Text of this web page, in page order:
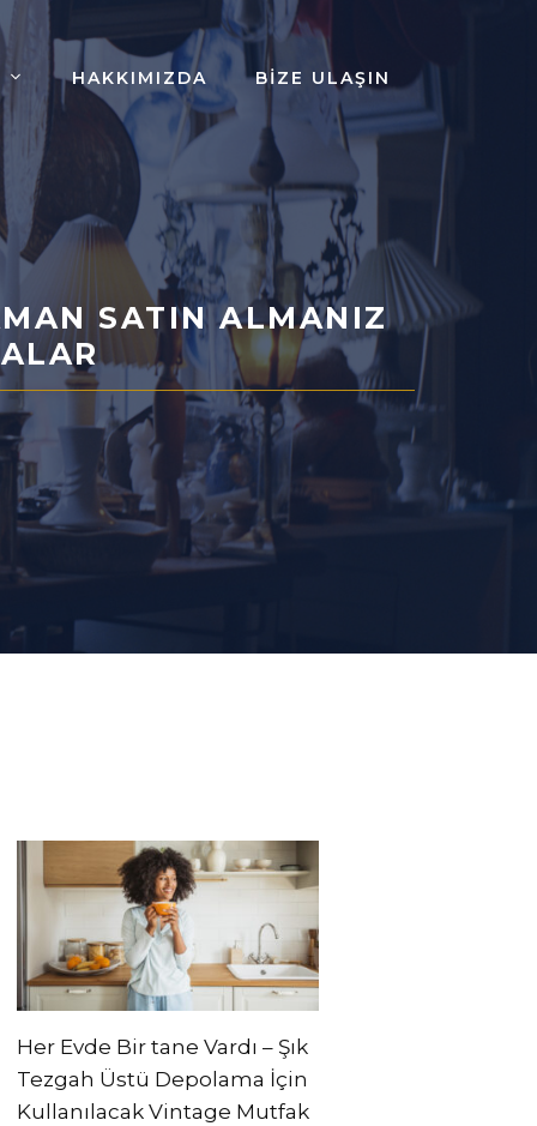
HAKKIMIZDA BIZE ULAŞIN
SATIN ALMANIZ
Her Evde Bir tane Vardı – Şık
Tezgah Üstü Depolama İçin
Kullanılacak Vintage Mutfak